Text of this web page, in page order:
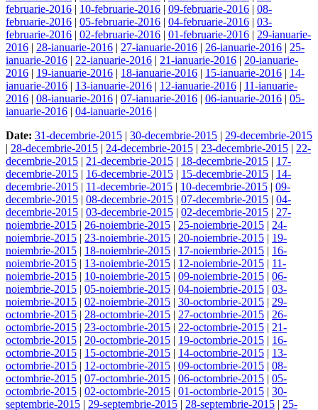
februarie-2016 | 10-februarie-2016 | 09-februarie-2016 | 08-
februarie-2016 | 05-februarie-2016 | 04-februarie-2016 | 03-
februarie-2016 | 02-februarie-2016 | 01-februarie-2016 | 29-ianuarie-
2016 | 28-ianuarie-2016 | 27-ianuarie-2016 | 26-ianuarie-2016 | 25-
ianuarie-2016 | 22-ianuarie-2016 | 21-ianuarie-2016 | 20-ianuarie-
2016 | 19-ianuarie-2016 | 18-ianuarie-2016 | 15-ianuarie-2016 | 14-
ianuarie-2016 | 13-ianuarie-2016 | 12-ianuarie-2016 | 11-ianuarie-
2016 | 08-ianuarie-2016 | 07-ianuarie-2016 | 06-ianuarie-2016 | 05-
ianuarie-2016 | 04-ianuarie-2016 |
Date: 31-decembrie-2015 | 30-decembrie-2015 | 29-decembrie-2015
| 28-decembrie-2015 | 24-decembrie-2015 | 23-decembrie-2015 | 22-
decembrie-2015 | 21-decembrie-2015 | 18-decembrie-2015 | 17-
decembrie-2015 | 16-decembrie-2015 | 15-decembrie-2015 | 14-
decembrie-2015 | 11-decembrie-2015 | 10-decembrie-2015 | 09-
decembrie-2015 | 08-decembrie-2015 | 07-decembrie-2015 | 04-
decembrie-2015 | 03-decembrie-2015 | 02-decembrie-2015 | 27-
noiembrie-2015 | 26-noiembrie-2015 | 25-noiembrie-2015 | 24-
noiembrie-2015 | 23-noiembrie-2015 | 20-noiembrie-2015 | 19-
noiembrie-2015 | 18-noiembrie-2015 | 17-noiembrie-2015 | 16-
noiembrie-2015 | 13-noiembrie-2015 | 12-noiembrie-2015 | 11-
noiembrie-2015 | 10-noiembrie-2015 | 09-noiembrie-2015 | 06-
noiembrie-2015 | 05-noiembrie-2015 | 04-noiembrie-2015 | 03-
noiembrie-2015 | 02-noiembrie-2015 | 30-octombrie-2015 | 29-
octombrie-2015 | 28-octombrie-2015 | 27-octombrie-2015 | 26-
octombrie-2015 | 23-octombrie-2015 | 22-octombrie-2015 | 21-
octombrie-2015 | 20-octombrie-2015 | 19-octombrie-2015 | 16-
octombrie-2015 | 15-octombrie-2015 | 14-octombrie-2015 | 13-
octombrie-2015 | 12-octombrie-2015 | 09-octombrie-2015 | 08-
octombrie-2015 | 07-octombrie-2015 | 06-octombrie-2015 | 05-
octombrie-2015 | 02-octombrie-2015 | 01-octombrie-2015 | 30-
septembrie-2015 | 29-septembrie-2015 | 28-septembrie-2015 | 25-